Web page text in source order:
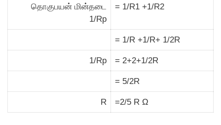
தொகுபயன் மின்தடை
1/Rp
= 1/R1 +1/R2
= 1/R +1/R+ 1/2R
1/Rp = 2+2+1/2R
= 5/2R
R =2/5 R Ω